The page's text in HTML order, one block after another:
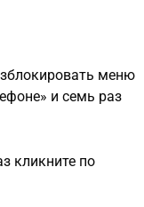
меню
и семь раз
кликните по